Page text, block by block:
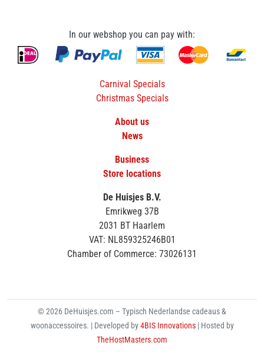
In our webshop you can pay with:
Carnival Specials
Christmas Specials
About us
News
Business
Store locations
De Huisjes B.V.
Emrikweg 37B
2031 BT Haarlem
VAT: NL859325246B01
Chamber of Commerce: 73026131
© 2026 DeHuisjes.com – Typisch Nederlandse cadeaus &
woonaccessoires. | Developed by4BIS Innovations | Hosted by
TheHostMasters.com